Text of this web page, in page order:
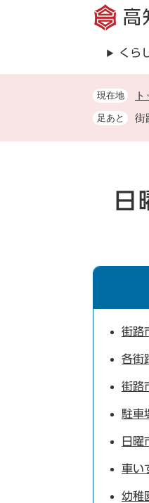
先
。
くら
現在地
足あと 街
日
街路
各街
街路
駐車
日曜
車い
幼稚